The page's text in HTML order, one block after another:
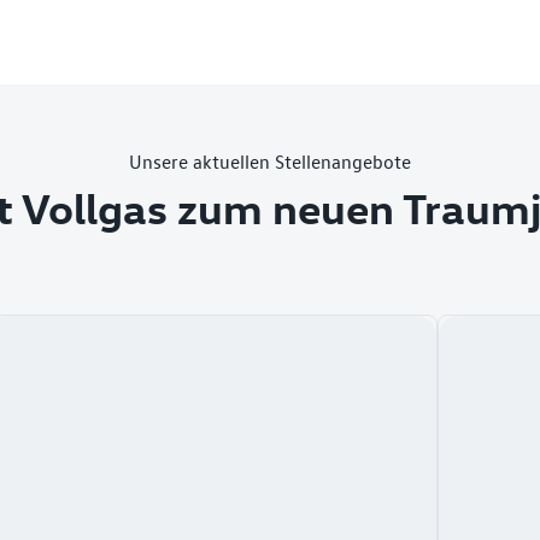
Unsere aktuellen Stellenangebote
Vollgas zum neuen